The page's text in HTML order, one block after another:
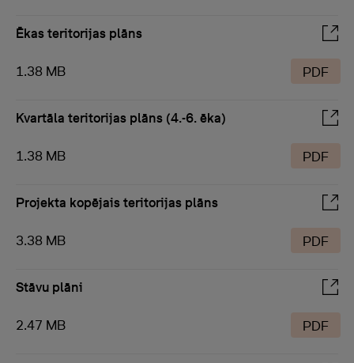
Ēkas teritorijas plāns
1.38 MB PDF
Kvartāla teritorijas plāns (4.-6. ēka)
1.38 MB PDF
Projekta kopējais teritorijas plāns
3.38 MB PDF
Stāvu plāni
2.47 MB PDF